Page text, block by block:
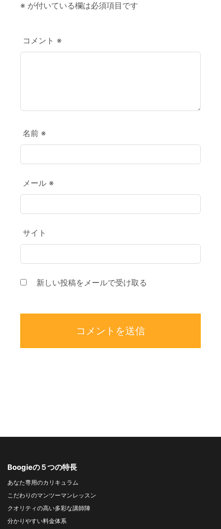
※ が付いている欄は必須項目です
コメント ※
名前 ※
メール ※
サイト
新しい投稿をメールで受け取る
Boogieの５つの特長
あなた専用のカリキュラム
こだわりのマンツーマンレッスン
クオリティの高い多彩な講師陣
分かりやすい料金体系